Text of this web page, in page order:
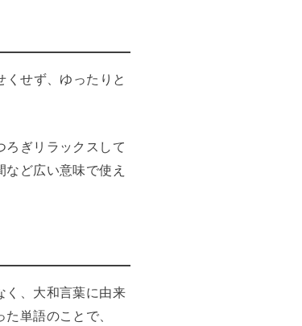
くせず、ゆったりと
ろぎリラックスして
ど広い意味で使え
く、大和言葉に由来
単語のことで、